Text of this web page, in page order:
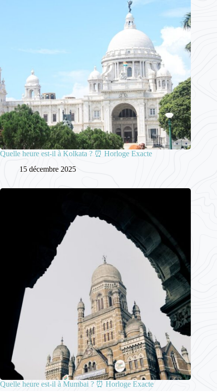
Quelle heure est-il à Kolkata ? ⏰ Horloge Exacte
15 décembre 2025
Quelle heure est-il à Mumbai ? ⏰ Horloge Exacte